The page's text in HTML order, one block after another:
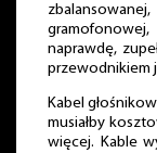
naprawdę,
przewodnikiem
Kabel
musiałby
więcej. Kable